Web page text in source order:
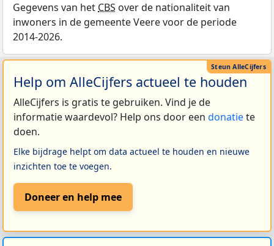
Gegevens van het CBS over de nationaliteit van
inwoners in de gemeente Veere voor de periode
2014-2026.
Help om AlleCijfers actueel te houden
AlleCijfers is gratis te gebruiken. Vind je de
informatie waardevol? Help ons door een donatiete
doen.
Elke bijdrage helpt om data actueel te houden en nieuwe
inzichten toe te voegen.
Doneer en help mee